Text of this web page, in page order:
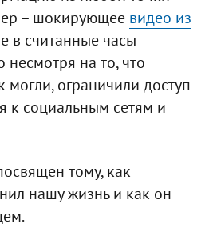
– шокирующее видео из
в считанные часы
несмотря на то, что
могли, ограничили доступ
к социальным сетям и
тому, как
нашу жизнь и как он